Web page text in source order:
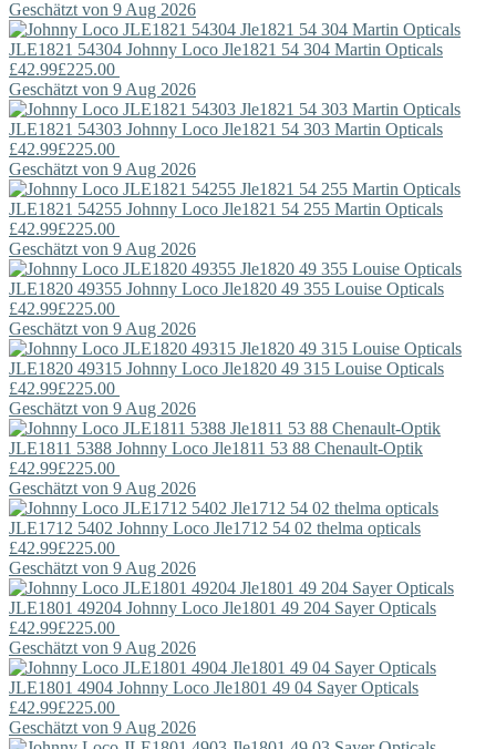
Geschätzt von 9 Aug 2026
JLE1821 54304 Johnny Loco Jle1821 54 304 Martin Opticals
£42.99£225.00
Geschätzt von 9 Aug 2026
JLE1821 54303 Johnny Loco Jle1821 54 303 Martin Opticals
£42.99£225.00
Geschätzt von 9 Aug 2026
JLE1821 54255 Johnny Loco Jle1821 54 255 Martin Opticals
£42.99£225.00
Geschätzt von 9 Aug 2026
JLE1820 49355 Johnny Loco Jle1820 49 355 Louise Opticals
£42.99£225.00
Geschätzt von 9 Aug 2026
JLE1820 49315 Johnny Loco Jle1820 49 315 Louise Opticals
£42.99£225.00
Geschätzt von 9 Aug 2026
JLE1811 5388 Johnny Loco Jle1811 53 88 Chenault-Optik
£42.99£225.00
Geschätzt von 9 Aug 2026
JLE1712 5402 Johnny Loco Jle1712 54 02 thelma opticals
£42.99£225.00
Geschätzt von 9 Aug 2026
JLE1801 49204 Johnny Loco Jle1801 49 204 Sayer Opticals
£42.99£225.00
Geschätzt von 9 Aug 2026
JLE1801 4904 Johnny Loco Jle1801 49 04 Sayer Opticals
£42.99£225.00
Geschätzt von 9 Aug 2026